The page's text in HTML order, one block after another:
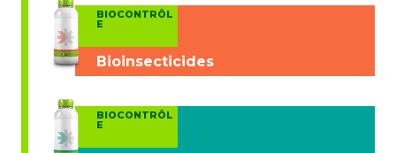
BIOCONTRÔL
E
Bioinsecticides
BIOCONTRÔL
E